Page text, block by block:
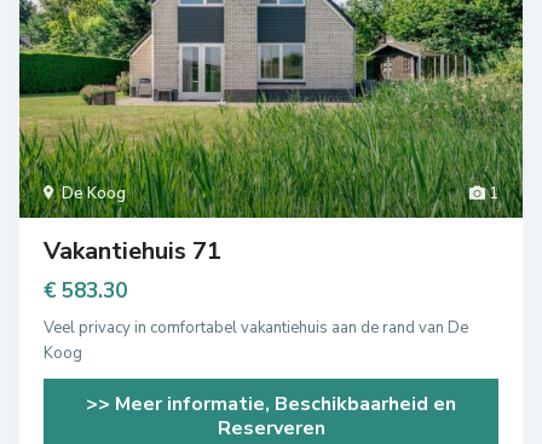
1
De Koog
Vakantiehuis 71
€ 583.30
Veel privacy in comfortabel vakantiehuis aan de rand van De
Koog
>> Meer informatie, Beschikbaarheid en
Reserveren